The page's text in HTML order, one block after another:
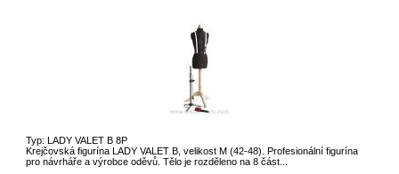
Typ: LADY VALET B 8P
Krejčovská figurína LADY VALET B, velikost M (42-48). Profesionální figurína
pro návrháře a výrobce oděvů. Tělo je rozděleno na 8 část...